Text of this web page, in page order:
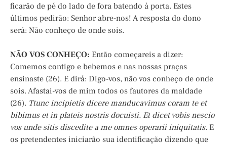
ficarão de pé do lado de fora batendo à porta. Estes
últimos pedirão: Senhor abre-nos! A resposta do dono
será: Não conheço de onde sois.
NÃO VOS CONHEÇO: Então começareis a dizer:
Comemos contigo e bebemos e nas nossas praças
ensinaste (26). E dirá: Digo-vos, não vos conheço de onde
sois. Afastai-vos de mim todos os fautores da maldade
(26). Ttunc incipietis dicere manducavimus coram te et
bibimus et in plateis nostris docuisti. Et dicet vobis nescio
vos unde sitis discedite a me omnes operarii iniquitatis. E
os pretendentes iniciarão sua identificação dizendo que